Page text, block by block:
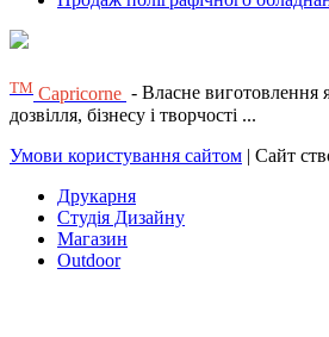
ТМ Capricorne - Власне виготовлення
дозвілля, бізнесу і творчості ...
Умови користування сайтом | Сайт
Друкарня
Студія Дизайну
Магазин
Outdoor